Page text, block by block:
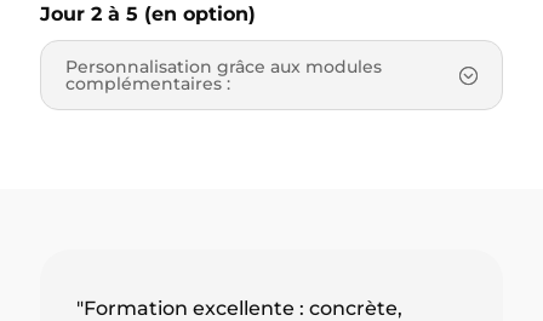
Jour 2 à 5 (en option)
Personnalisation grâce aux modules
complémentaires :
"Formation excellente : concrète,